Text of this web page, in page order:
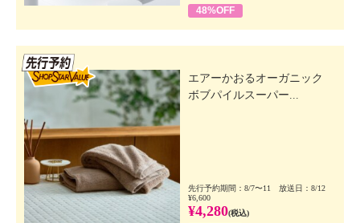
48%OFF
エアーかおるオーガニック
ボブパイルスーパー...
先行予約期間：8/7〜11 放送日：8/12
¥6,600
¥4,280(税込)